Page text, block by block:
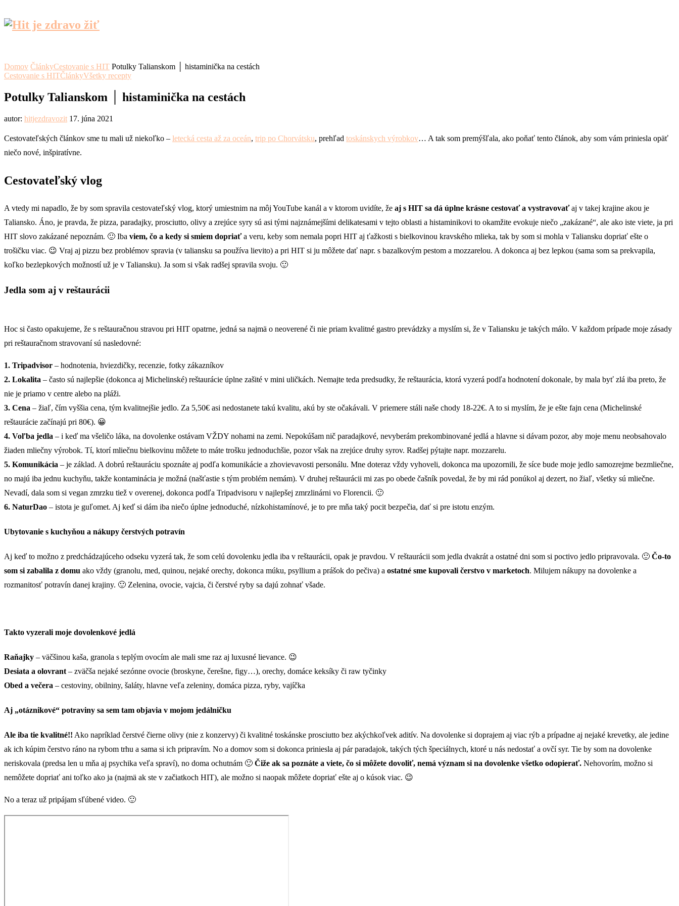
Domov ČlánkyCestovanie s HIT Potulky Talianskom │ histaminička na cestách
Cestovanie s HITČlánkyVšetky recepty
Potulky Talianskom │ histaminička na cestách
autor: hitjezdravozit 17. júna 2021
Cestovateľských článkov sme tu mali už niekoľko – letecká cesta až za oceán, trip po Chorvátsku, prehľad toskánskych výrobkov… A tak som premýšľala, ako poňať tento článok, aby som vám priniesla opäť
niečo nové, inšpiratívne.
Cestovateľský vlog
A vtedy mi napadlo, že by som spravila cestovateľský vlog, ktorý umiestnim na môj YouTube kanál a v ktorom uvidíte, že aj s HIT sa dá úplne krásne cestovať a vystravovaťaj v takej krajine akou je
Taliansko. Áno, je pravda, že pizza, paradajky, prosciutto, olivy a zrejúce syry sú asi tými najznámejšími delikatesami v tejto oblasti a histaminikovi to okamžite evokuje niečo „zakázané“, ale ako iste viete, ja pri
HIT slovo zakázané nepoznám. 🙂 Iba viem, čo a kedy si smiem dopriaťa veru, keby som nemala popri HIT aj ťažkosti s bielkovinou kravského mlieka, tak by som si mohla v Taliansku dopriať ešte o
trošičku viac. 😉 Vraj aj pizzu bez problémov spravia (v taliansku sa používa lievito) a pri HIT si ju môžete dať napr. s bazalkovým pestom a mozzarelou. A dokonca aj bez lepkou (sama som sa prekvapila,
koľko bezlepkových možností už je v Taliansku). Ja som si však radšej spravila svoju. 🙂
Jedla som aj v reštaurácii
Hoc si často opakujeme, že s reštauračnou stravou pri HIT opatrne, jedná sa najmä o neoverené či nie priam kvalitné gastro prevádzky a myslím si, že v Taliansku je takých málo. V každom prípade moje zásady
pri reštauračnom stravovaní sú nasledovné:
1. Tripadvisor – hodnotenia, hviezdičky, recenzie, fotky zákazníkov
2. Lokalita – často sú najlepšie (dokonca aj Michelinské) reštaurácie úplne zašité v mini uličkách. Nemajte teda predsudky, že reštaurácia, ktorá vyzerá podľa hodnotení dokonale, by mala byť zlá iba preto, že
nie je priamo v centre alebo na pláži.
3. Cena – žiaľ, čím vyššia cena, tým kvalitnejšie jedlo. Za 5,50€ asi nedostanete takú kvalitu, akú by ste očakávali. V priemere stáli naše chody 18-22€. A to si myslím, že je ešte fajn cena (Michelinské
reštaurácie začínajú pri 80€). 😀
4. Voľba jedla – i keď ma všeličo láka, na dovolenke ostávam VŽDY nohami na zemi. Nepokúšam nič paradajkové, nevyberám prekombinované jedlá a hlavne si dávam pozor, aby moje menu neobsahovalo
žiaden mliečny výrobok. Tí, ktorí mliečnu bielkovinu môžete to máte trošku jednoduchšie, pozor však na zrejúce druhy syrov. Radšej pýtajte napr. mozzarelu.
5. Komunikácia – je základ. A dobrú reštauráciu spoznáte aj podľa komunikácie a zhovievavosti personálu. Mne doteraz vždy vyhoveli, dokonca ma upozornili, že síce bude moje jedlo samozrejme bezmliečne,
no majú iba jednu kuchyňu, takže kontaminácia je možná (našťastie s tým problém nemám). V druhej reštaurácii mi zas po obede čašník povedal, že by mi rád ponúkol aj dezert, no žiaľ, všetky sú mliečne.
Nevadí, dala som si vegan zmrzku tiež v overenej, dokonca podľa Tripadvisoru v najlepšej zmrzlinárni vo Florencii. 🙂
6. NaturDao – istota je guľomet. Aj keď si dám iba niečo úplne jednoduché, nízkohistamínové, je to pre mňa taký pocit bezpečia, dať si pre istotu enzým.
Ubytovanie s kuchyňou a nákupy čerstvých potravín
Aj keď to možno z predchádzajúceho odseku vyzerá tak, že som celú dovolenku jedla iba v reštaurácii, opak je pravdou. V reštaurácii som jedla dvakrát a ostatné dni som si poctivo jedlo pripravovala. 🙂 Čo-to
som si zabalila z domu ako vždy (granolu, med, quinou, nejaké orechy, dokonca múku, psyllium a prášok do pečiva) a ostatné sme kupovali čerstvo v marketoch. Milujem nákupy na dovolenke a
rozmanitosť potravín danej krajiny. 🙂 Zelenina, ovocie, vajcia, či čerstvé ryby sa dajú zohnať všade.
Takto vyzerali moje dovolenkové jedlá
Raňajky – väčšinou kaša, granola s teplým ovocím ale mali sme raz aj luxusné lievance. 😉
Desiata a olovrant – zväčša nejaké sezónne ovocie (broskyne, čerešne, figy…), orechy, domáce keksíky či raw tyčinky
Obed a večera – cestoviny, obilniny, šaláty, hlavne veľa zeleniny, domáca pizza, ryby, vajíčka
Aj „otáznikové“ potraviny sa sem tam objavia v mojom jedálničku
Ale iba tie kvalitné!! Ako napríklad čerstvé čierne olivy (nie z konzervy) či kvalitné toskánske prosciutto bez akýchkoľvek aditív. Na dovolenke si doprajem aj viac rýb a prípadne aj nejaké krevetky, ale jedine
ak ich kúpim čerstvo ráno na rybom trhu a sama si ich pripravím. No a domov som si dokonca priniesla aj pár paradajok, takých tých špeciálnych, ktoré u nás nedostať a ovčí syr. Tie by som na dovolenke
neriskovala (predsa len u mňa aj psychika veľa spraví), no doma ochutnám 🙂 Čiže ak sa poznáte a viete, čo si môžete dovoliť, nemá význam si na dovolenke všetko odopierať. Nehovorím, možno si
nemôžete dopriať ani toľko ako ja (najmä ak ste v začiatkoch HIT), ale možno si naopak môžete dopriať ešte aj o kúsok viac. 😉
No a teraz už pripájam sľúbené video. 🙂